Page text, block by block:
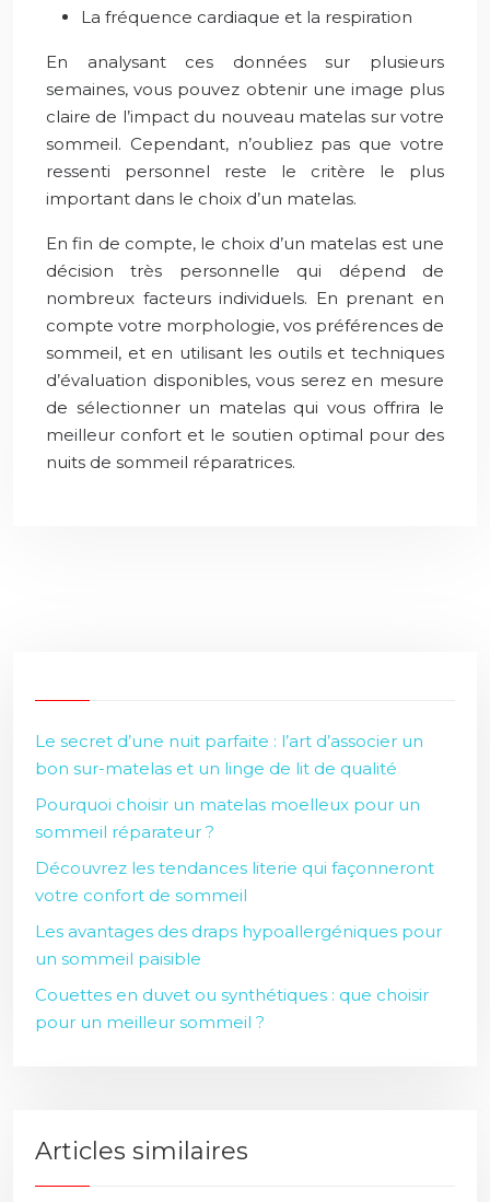
La fréquence cardiaque et la respiration
En analysant ces données sur plusieurs
semaines, vous pouvez obtenir une image plus
claire de l’impact du nouveau matelas sur votre
sommeil. Cependant, n’oubliez pas que votre
ressenti personnel reste le critère le plus
important dans le choix d’un matelas.
En fin de compte, le choix d’un matelas est une
décision très personnelle qui dépend de
nombreux facteurs individuels. En prenant en
compte votre morphologie, vos préférences de
sommeil, et en utilisant les outils et techniques
d’évaluation disponibles, vous serez en mesure
de sélectionner un matelas qui vous offrira le
meilleur confort et le soutien optimal pour des
nuits de sommeil réparatrices.
Le secret d’une nuit parfaite : l’art d’associer un
bon sur-matelas et un linge de lit de qualité
Pourquoi choisir un matelas moelleux pour un
sommeil réparateur ?
Découvrez les tendances literie qui façonneront
votre confort de sommeil
Les avantages des draps hypoallergéniques pour
un sommeil paisible
Couettes en duvet ou synthétiques : que choisir
pour un meilleur sommeil ?
Articles similaires